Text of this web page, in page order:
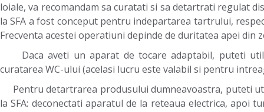
loiale, va recomandam sa curatati si sa detartrati regulat
la SFA a fost conceput pentru indepartarea tartrului,
Frecventa acestei operatiuni depinde de duritatea apei din
Daca aveti un aparat de tocare adaptabil, puteti
curatarea WC-ului (acelasi lucru este valabil si pentru
Pentru detartrarea produsului dumneavoastra, puteti
la SFA: deconectati aparatul de la reteaua electrica, apoi